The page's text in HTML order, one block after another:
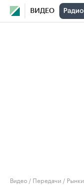
ВИДЕО
Видео / Передачи / Рынки